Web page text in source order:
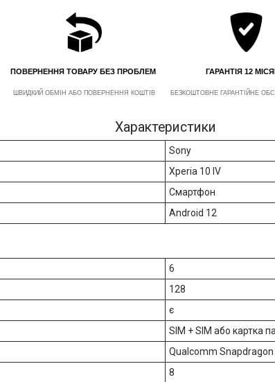
ПОВЕРНЕННЯ ТОВАРУ БЕЗ ПРОБЛЕМ ГАРАНТІЯ 12
ШВИДКИЙ ОБМІН АБО ПОВЕРНЕННЯ КОШТІВ
БЕЗКОШТОВНЕ ГАРАНТІЙНЕ
Характеристики
Sony
Xperia 10 IV
Смартфон
Android 12
6
128
є
SIM + SIM або картка
Qualcomm Snapdragon
8